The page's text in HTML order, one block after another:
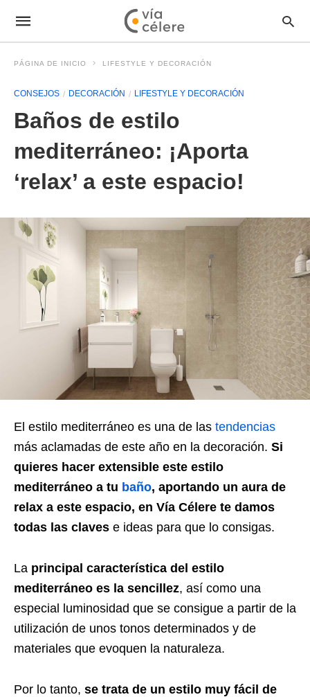
PÁGINA DE INICIO LIFESTYLE Y DECORACIÓN
CONSEJOS DECORACIÓN LIFESTYLE Y DECORACIÓN
Baños de estilo
mediterráneo: ¡Aporta
‘relax’ a este espacio!
El estilo mediterráneo es una de las tendencias
más aclamadas de este año en la decoración. Si
quieres hacer extensible este estilo
mediterráneo a tu baño, aportando un aura de
relax a este espacio, en Vía Célere te damos
todas las claves e ideas para que lo consigas.
La principal característica del estilo
mediterráneo es la sencillez, así como una
especial luminosidad que se consigue a partir de la
utilización de unos tonos determinados y de
materiales que evoquen la naturaleza.
Por lo tanto, se trata de un estilo muy fácil de